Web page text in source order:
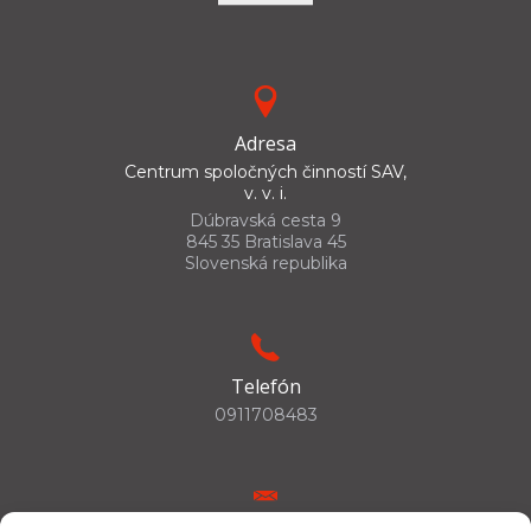
Adresa
Centrum spoločných činností SAV,
v. v. i.
Dúbravská cesta 9
845 35 Bratislava 45
Slovenská republika
Telefón
0911708483